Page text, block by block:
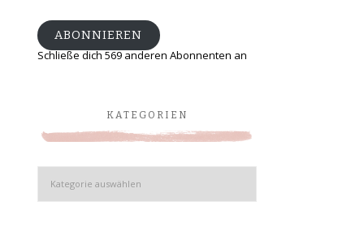
ABONNIEREN
Schließe dich 569 anderen Abonnenten an
KATEGORIEN
Kategorien